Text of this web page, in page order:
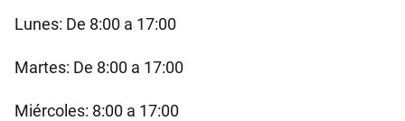
Lunes: De 8:00 a 17:00
Martes: De 8:00 a 17:00
Miércoles: 8:00 a 17:00